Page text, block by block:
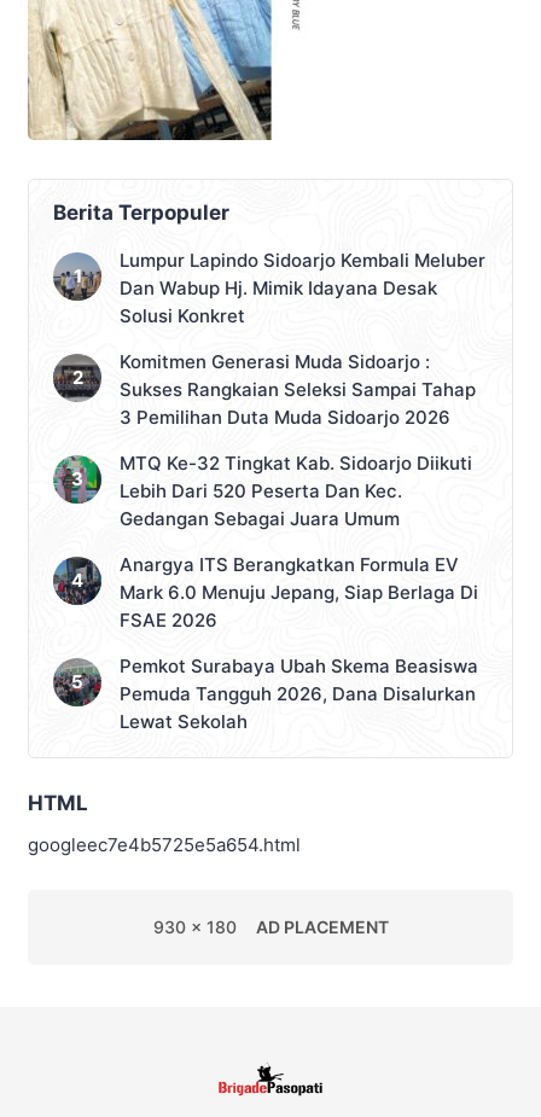
Berita Terpopuler
Lumpur Lapindo Sidoarjo Kembali Meluber
Dan Wabup Hj. Mimik Idayana Desak
Solusi Konkret
Komitmen Generasi Muda Sidoarjo :
Sukses Rangkaian Seleksi Sampai Tahap
3 Pemilihan Duta Muda Sidoarjo 2026
MTQ Ke-32 Tingkat Kab. Sidoarjo Diikuti
Lebih Dari 520 Peserta Dan Kec.
Gedangan Sebagai Juara Umum
Anargya ITS Berangkatkan Formula EV
Mark 6.0 Menuju Jepang, Siap Berlaga Di
FSAE 2026
Pemkot Surabaya Ubah Skema Beasiswa
Pemuda Tangguh 2026, Dana Disalurkan
Lewat Sekolah
HTML
googleec7e4b5725e5a654.html
930 x 180 AD PLACEMENT